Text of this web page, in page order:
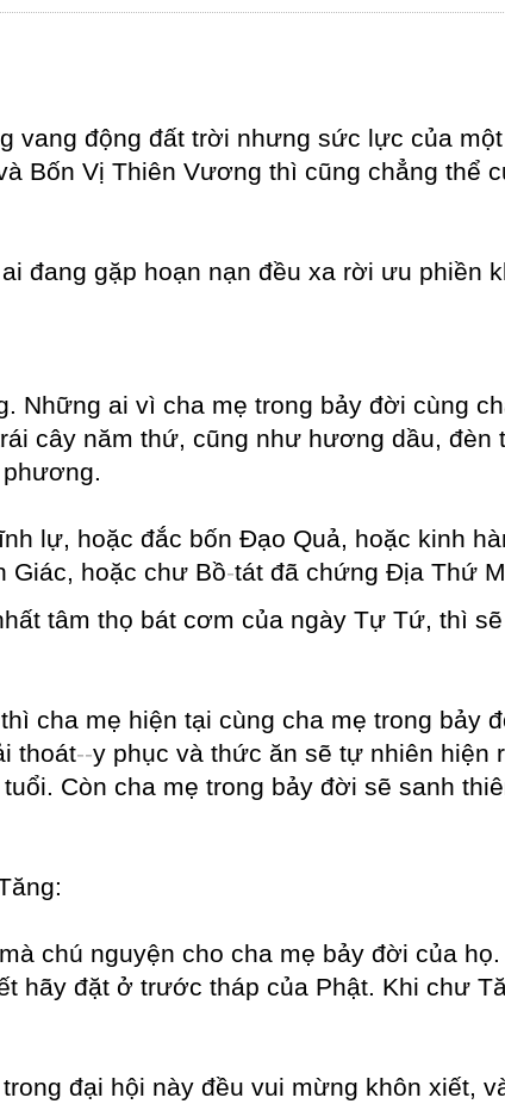
vang động đất trời nhưng sức lực của
Bốn Vị Thiên Vương thì cũng chẳng thể
đang gặp hoạn nạn đều xa rời ưu phiền
ai vì cha mẹ trong bảy đời cùng
cây năm thứ, cũng như hương dầu,
lự, hoặc đắc bốn Đạo Quả, hoặc kinh
Giác, hoặc chư Bồ-tát đã chứng Địa Thứ
tâm thọ bát cơm của ngày Tự Tứ, thì
cha mẹ hiện tại cùng cha mẹ trong bảy
thoát--y phục và thức ăn sẽ tự nhiên hiện
Còn cha mẹ trong bảy đời sẽ sanh
chú nguyện cho cha mẹ bảy đời của
hãy đặt ở trước tháp của Phật. Khi chư
đại hội này đều vui mừng khôn xiết,